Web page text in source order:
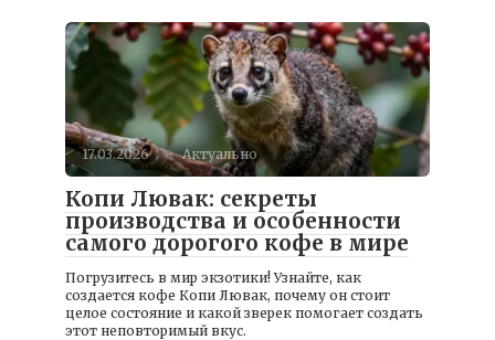
17.03.2026 Актуально
Копи Лювак: секреты
производства и особенности
самого дорогого кофе в мире
Погрузитесь в мир экзотики! Узнайте, как
создается кофе Копи Лювак, почему он стоит
целое состояние и какой зверек помогает создать
этот неповторимый вкус.